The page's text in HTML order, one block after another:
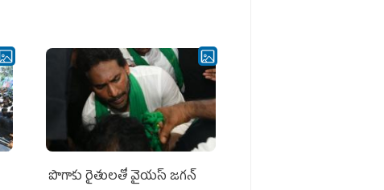
పొగాకు రైతుల‌తో వైయ‌స్ జ‌గ‌న్